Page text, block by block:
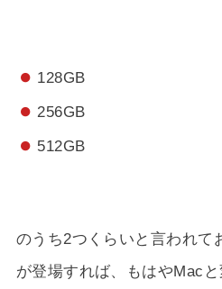
128GB
256GB
512GB
のうち2つくらいと言われて
が登場すれば、もはやMac